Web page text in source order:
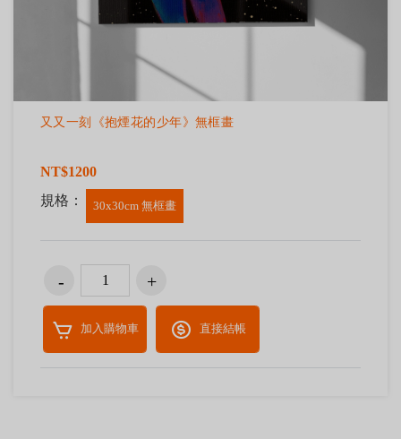
又又一刻《抱煙花的少年》無框畫
NT$1200
規格：
30x30cm 無框畫
加入購物車 直接結帳